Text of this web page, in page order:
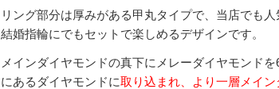
リング部分は厚みがある甲丸タイプで、当店でも
結婚指輪にでもセットで楽しめるデザインです。
メインダイヤモンドの真下にメレーダイヤモンド
にあるダイヤモンドに取り込まれ、より一層メイ